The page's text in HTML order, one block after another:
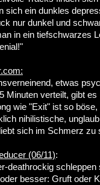
sich ein dunkles
nur dunkel und
in ein tiefschwarzes
etwas
Minuten verteilt, gibt
wie "Exit" ist so
nihilistische,
sich im Schmerz zu
(06/11):
deathrockig
besser: Gruft oder